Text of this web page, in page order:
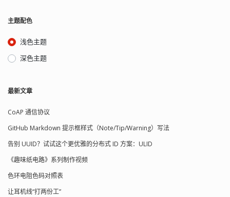
格式代码 格式名称 fmt 块长度 fact 块
Microsoft ADPCM 18 √ 3(0x0003) IEEE
float 18 √ 6(0x0006) ITU G.711 a-law 18
√ 7(0x0007) ITU G.711 μ-law 18 √
格式块中的编码格式 40 当 WAV 文件采
块，它是在基本格式块 fmt 之后扩充了
长度字段，指出后面区域的长度。紧接
其后的区域称之为扩展区，含有扩充的
型。当某种编码格式（如 ITU G.711 a-
law）使扩展区的长度为 0 时，长度字段
还必须保留，只是长度字段的数值为 0。
因此，扩展格式块长度的最小值为基本
主题配色
浅色主题
深色主题
最新文章
CoAP 通信协议
GitHub Markdown 提示框样式（Note/Tip/Warning）写法
告别 UUID？试试这个更优雅的分布式 ID 方案：ULID
《趣味纸电路》系列制作视频
色环电阻色码对照表
让耳机线“打两份工”